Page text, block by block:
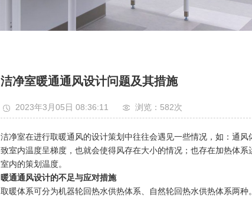
洁净室暖通通风设计问题及其措施
2023年3月05日 08:36:11 浏览：582次
洁净室在进行取暖通风的设计策划中往往会遇见一些情况，如：通
致室内温度呈梯度，也就会使得风存在大小的情况；也存在加热体
室内的策划温度。
暖通通风设计的不足与应对措施
取暖体系可分为机器轮回热水供热体系、自然轮回热水供热体系两